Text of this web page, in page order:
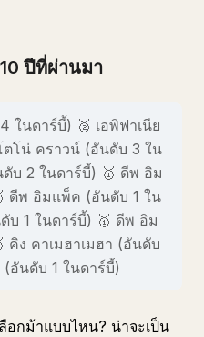
ปีที่ผ่านมา
ในดาร์บี้) 🥈 เอพิฟาเนีย
โน่ คราวน์ (อันดับ 3 ใน
บ 2 ในดาร์บี้) 🥇 ดีพ อิม
ดีพ อิมแพ็ค (อันดับ 1 ใน
1 ในดาร์บี้) 🥇 ดีพ อิม
ง คาเมฮาเมฮา (อันดับ
อันดับ 1 ในดาร์บี้)
อกม้าแบบไหน? น่าจะเป็น